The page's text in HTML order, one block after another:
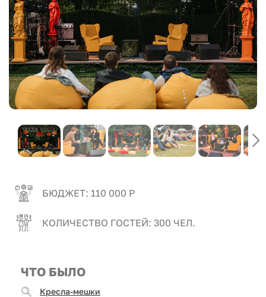
БЮДЖЕТ: 110 000 Р
КОЛИЧЕСТВО ГОСТЕЙ: 300 ЧЕЛ.
ЧТО БЫЛО
Кресла-мешки